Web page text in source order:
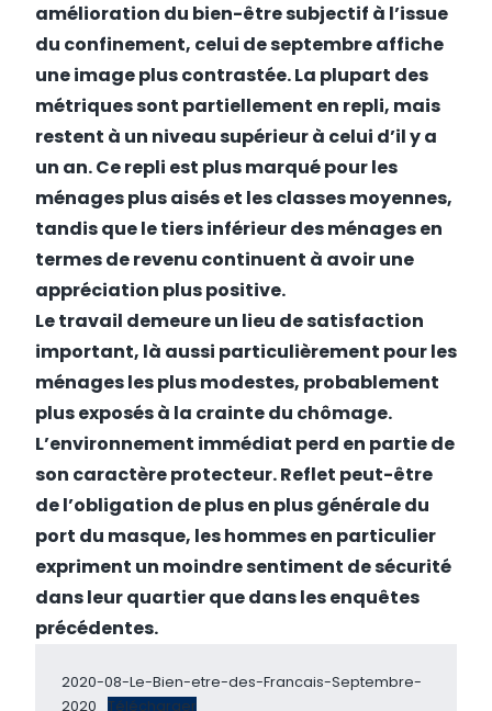
amélioration du bien-être subjectif à l’issue
du confinement, celui de septembre affiche
une image plus contrastée. La plupart des
métriques sont partiellement en repli, mais
restent à un niveau supérieur à celui d’il y a
un an. Ce repli est plus marqué pour les
ménages plus aisés et les classes moyennes,
tandis que le tiers inférieur des ménages en
termes de revenu continuent à avoir une
appréciation plus positive.
Le travail demeure un lieu de satisfaction
important, là aussi particulièrement pour les
ménages les plus modestes, probablement
plus exposés à la crainte du chômage.
L’environnement immédiat perd en partie de
son caractère protecteur. Reflet peut-être
de l’obligation de plus en plus générale du
port du masque, les hommes en particulier
expriment un moindre sentiment de sécurité
dans leur quartier que dans les enquêtes
précédentes.
2020-08-Le-Bien-etre-des-Francais-Septembre-
2020
Télécharger